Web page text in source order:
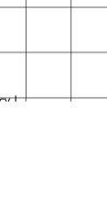
etichetta
decidere
|